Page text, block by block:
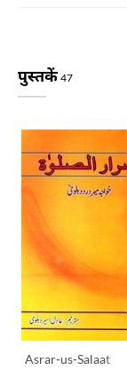
पुस्तकें 47
Asrar-us-Salaat